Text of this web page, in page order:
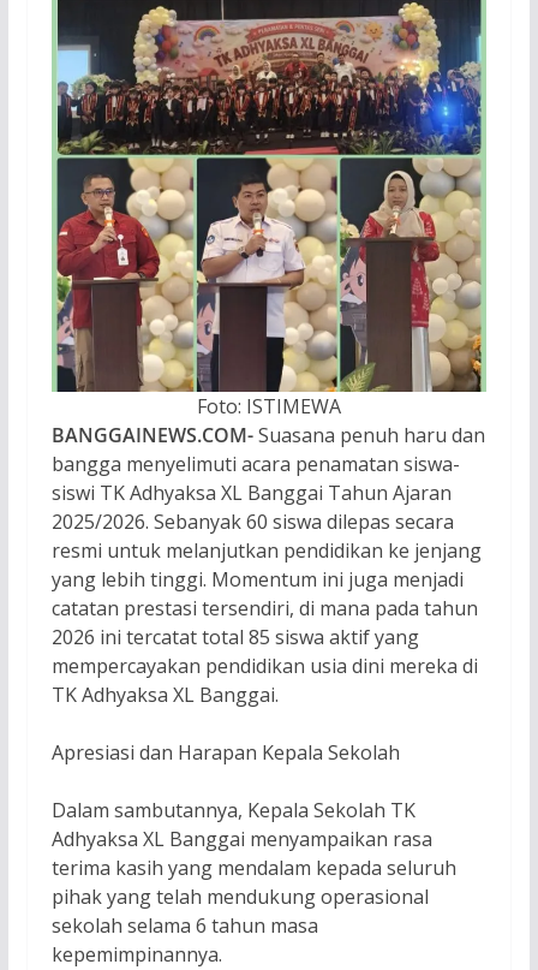
Foto: ISTIMEWA
BANGGAINEWS.COM-Suasana penuh haru dan
bangga menyelimuti acara penamatan siswa-
siswi TK Adhyaksa XL Banggai Tahun Ajaran
2025/2026. Sebanyak 60 siswa dilepas secara
resmi untuk melanjutkan pendidikan ke jenjang
yang lebih tinggi. Momentum ini juga menjadi
catatan prestasi tersendiri, di mana pada tahun
2026 ini tercatat total 85 siswa aktif yang
mempercayakan pendidikan usia dini mereka di
TK Adhyaksa XL Banggai.
Apresiasi dan Harapan Kepala Sekolah
Dalam sambutannya, Kepala Sekolah TK
Adhyaksa XL Banggai menyampaikan rasa
terima kasih yang mendalam kepada seluruh
pihak yang telah mendukung operasional
sekolah selama 6 tahun masa
kepemimpinannya.